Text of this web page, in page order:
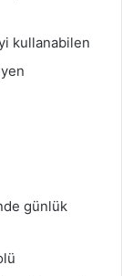
kullanabilen
günlük